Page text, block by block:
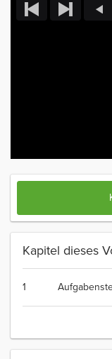
Kapitel dieses
1